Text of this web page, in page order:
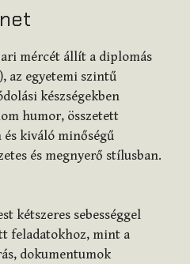
mércét állít a diplomás
az egyetemi szintű
készségekben
humor, összetett
és kiváló minőségű
és megnyerő stílusban.
kétszeres sebességgel
feladatokhoz, mint a
dokumentumok